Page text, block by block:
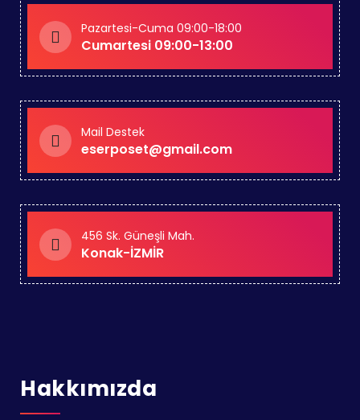
Pazartesi-Cuma 09:00-18:00
Cumartesi 09:00-13:00
Mail Destek
eserposet@gmail.com
456 Sk. Güneşli Mah.
Konak-İZMİR
Hakkımızda